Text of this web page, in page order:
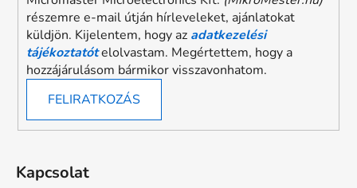
részemre e-mail útján hírleveleket, ajánlatokat
küldjön. Kijelentem, hogy az adatkezelési
tájékoztatótelolvastam. Megértettem, hogy a
hozzájárulásom bármikor visszavonhatom.
FELIRATKOZÁS
Kapcsolat